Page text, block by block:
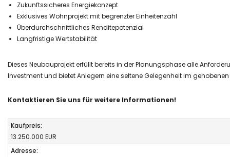
Zukunftssicheres Energiekonzept
Exklusives Wohnprojekt mit begrenzter Einheitenzahl
Überdurchschnittliches Renditepotenzial
Langfristige Wertstabilität
Dieses Neubauprojekt erfüllt bereits in der Planungsphase alle
Investment und bietet Anlegern eine seltene Gelegenheit im
Kontaktieren Sie uns für weitere Informationen!
Kaufpreis:
13.250.000 EUR
Adresse: